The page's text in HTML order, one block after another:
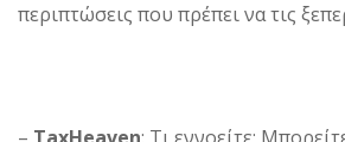
περιπτώσεις που πρέπει να τις